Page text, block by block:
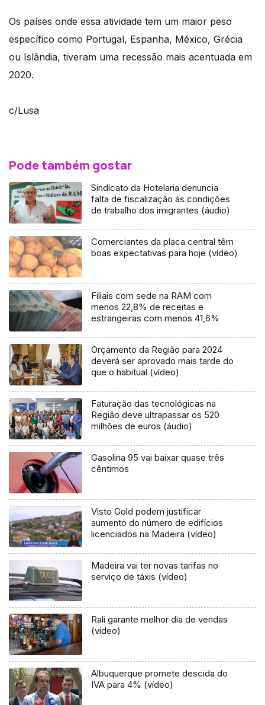
Os países onde essa atividade tem um maior peso
específico como Portugal, Espanha, México, Grécia
ou Islândia, tiveram uma recessão mais acentuada em
2020.
c/Lusa
Pode também gostar
Sindicato da Hotelaria denuncia
falta de fiscalização às condições
de trabalho dos imigrantes (áudio)
Comerciantes da placa central têm
boas expectativas para hoje (vídeo)
Filiais com sede na RAM com
menos 22,8% de receitas e
estrangeiras com menos 41,6%
Orçamento da Região para 2024
deverá ser aprovado mais tarde do
que o habitual (vídeo)
Faturação das tecnológicas na
Região deve ultrapassar os 520
milhões de euros (áudio)
Gasolina 95 vai baixar quase três
cêntimos
Visto Gold podem justificar
aumento do número de edifícios
licenciados na Madeira (vídeo)
Madeira vai ter novas tarifas no
serviço de táxis (vídeo)
Rali garante melhor dia de vendas
(vídeo)
Albuquerque promete descida do
IVA para 4% (vídeo)